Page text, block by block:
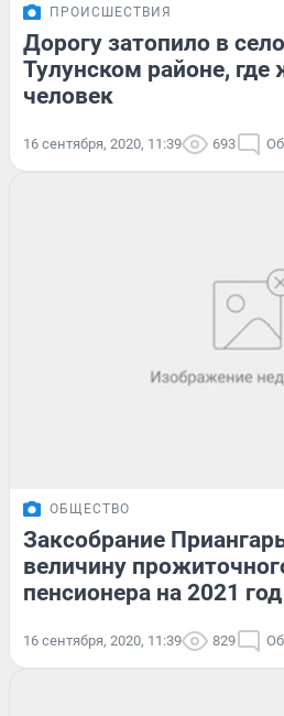
ПРОИСШЕСТВИЯ
Дорогу затопило в
Тулунском районе, где
человек
16 сентября, 2020, 11:39 693
ОБЩЕСТВО
Заксобрание
величину
пенсионера на 2021 год
16 сентября, 2020, 11:39 829